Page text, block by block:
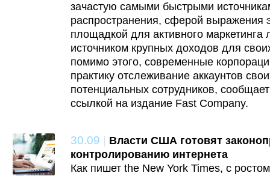
зачастую самыми быстрыми
распространения, сферой выражения
площадкой для активного маркетинга
источником крупных доходов для
помимо этого, современные
практику отслеживание аккаунтов
потенциальных сотрудников,
ссылкой на издание Fast Company.
30.09 | Власти США готовят
контролированию интернета
Как пишет the New York Times, с